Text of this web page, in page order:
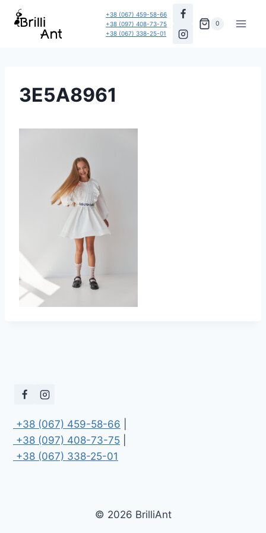
Перейти
+38 (067) 459-58-66
+38 (097) 408-73-75
+38 (067) 338-25-01
0
3E5A8961
+38 (067) 459-58-66
+38 (097) 408-73-75
+38 (067) 338-25-01
© 2026 BrilliAnt